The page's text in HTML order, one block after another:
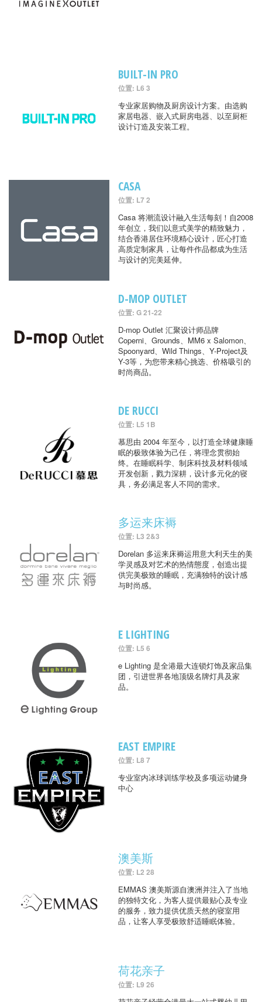
BUILT-IN PRO
位置: L6 3
专业家居购物及厨房设计方案。由选购
家居电器、嵌入式厨房电器、以至厨柜
设计订造及安装工程。
CASA
位置: L7 2
Casa 将潮流设计融入生活每刻！自2008
年创立，我们以意式美学的精致魅力，
结合香港居住环境精心设计，匠心打造
高质定制家具，让每件作品都成为生活
与设计的完美延伸。
D-MOP OUTLET
位置: G 21-22
D-mop Outlet 汇聚设计师品牌
Coperni、Grounds、MM6 x Salomon、
Spoonyard、Wild Things、Y-Project及
Y-3等，为您带来精心挑选、价格吸引的
时尚商品。
DE RUCCI
位置: L5 1B
慕思由 2004 年至今，以打造全球健康睡
眠的极致体验为己任，将理念贯彻始
终。在睡眠科学、制床科技及材料领域
开发创新，戮力深耕，设计多元化的寝
具，务必满足客人不同的需求。
多运来床褥
位置: L3 2&3
Dorelan 多运来床褥运用意大利天生的美
学灵感及对艺术的热情態度，创造出提
供完美极致的睡眠，充满独特的设计感
与时尚感。
E LIGHTING
位置: L5 6
e Lighting 是全港最大连锁灯饰及家品集
团，引进世界各地顶级名牌灯具及家
品。
EAST EMPIRE
位置: L8 7
专业室内冰球训练学校及多项运动健身
中心
澳美斯
位置: L2 28
EMMAS 澳美斯源自澳洲并注入了当地
的独特文化，为客人提供最贴心及专业
的服务，致力提供优质天然的寝室用
品，让客人享受极致舒适睡眠体验。
荷花亲子
位置: L9 26